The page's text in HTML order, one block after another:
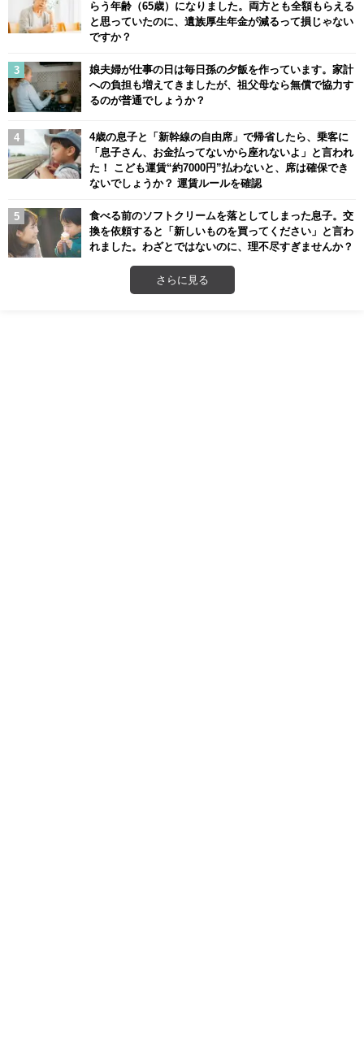
らう年齢（65歳）になりました。両方とも全額もらえる
と思っていたのに、遺族厚生年金が減るって損じゃない
ですか？
娘夫婦が仕事の日は毎日孫の夕飯を作っています。家計
への負担も増えてきましたが、祖父母なら無償で協力す
るのが普通でしょうか？
4歳の息子と「新幹線の自由席」で帰省したら、乗客に
「息子さん、お金払ってないから座れないよ」と言われ
た！ こども運賃“約7000円”払わないと、席は確保でき
ないでしょうか？ 運賃ルールを確認
食べる前のソフトクリームを落としてしまった息子。交
換を依頼すると「新しいものを買ってください」と言わ
れました。わざとではないのに、理不尽すぎませんか？
さらに見る